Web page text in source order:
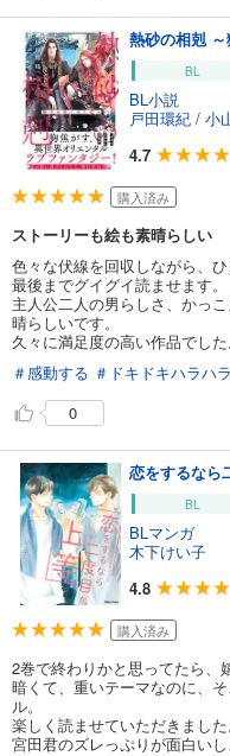
BL
BL小説
戸田環紀 / 小
4.7
購入済み
ストーリーも絵も素晴らしい
色々な伏線を回収しながら、
最後までグイグイ読ませます。
主人公二人の男らしさ、かっ
晴らしいです。
久々に満足度の高い作品でした
＃感動する ＃ドキドキハラハラ
0
BL
BLマンガ
木下けい子
4.8
購入済み
2巻で終わりかと思ってたら、
暗くて、重いテーマなのに、
ル。
楽しく読ませていただきました
宮田君のズレっぷりが面白い